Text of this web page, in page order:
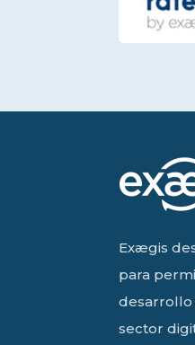
Exægis
para
desarrollo
sector